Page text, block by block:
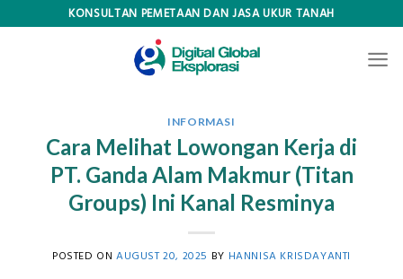
KONSULTAN PEMETAAN DAN JASA UKUR TANAH
INFORMASI
Cara Melihat Lowongan Kerja di
PT. Ganda Alam Makmur (Titan
Groups) Ini Kanal Resminya
POSTED ONAUGUST 20, 2025 BY HANNISA KRISDAYANTI